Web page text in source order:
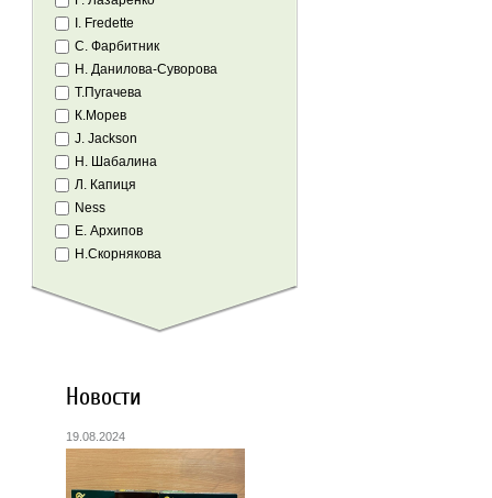
I. Fredette
С. Фарбитник
Н. Данилова-Суворова
Т.Пугачева
К.Морев
J. Jackson
Н. Шабалина
Л. Капиця
Ness
Е. Архипов
Н.Скорнякова
Новости
19.08.2024